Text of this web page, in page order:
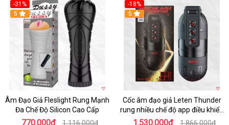
-31%
5
Âm Đạo Giả Fleslight Rung Mạnh
Đa Chế Độ Silicon Cao Cấp
770.000₫ 1.116.000₫
-18%
5
Cốc âm đạo giả Leten Thunder
rung nhiều chế độ app điều khiển
tiện lợi
1.530.000₫ 1.866.000₫